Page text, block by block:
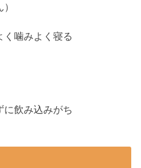
く噛みよく寝る
に飲み込みがち